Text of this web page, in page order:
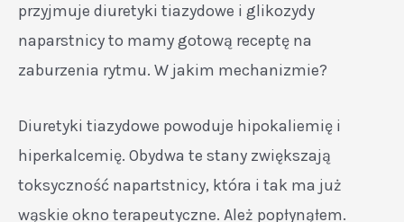
przyjmuje diuretyki tiazydowe i glikozydy
naparstnicy to mamy gotową receptę na
zaburzenia rytmu. W jakim mechanizmie?
Diuretyki tiazydowe powoduje hipokaliemię i
hiperkalcemię. Obydwa te stany zwiększają
toksyczność napartstnicy, która i tak ma już
wąskie okno terapeutyczne. Ależ popłynąłem.